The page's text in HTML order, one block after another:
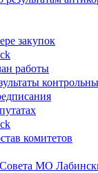
закупок
работы
комитетов
Совета МО